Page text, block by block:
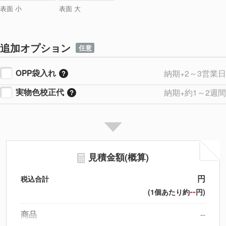
表面 小 表面 大
追加オプション 任意
OPP袋入れ
納期+2～3営業日
実物色校正代
納期+約1～2週間
見積金額(概算)
税込合計 円
(1個あたり約--円)
商品
--